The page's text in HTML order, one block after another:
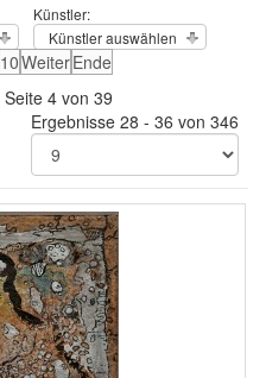
Künstler:
Künstler auswählen
10WeiterEnde
Seite 4 von 39
Ergebnisse 28 - 36 von 346